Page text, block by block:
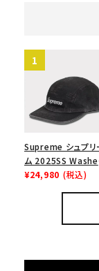
Supreme シュプリ
ム 2025SS
Chino Twill Camp
¥24,980 (税込)